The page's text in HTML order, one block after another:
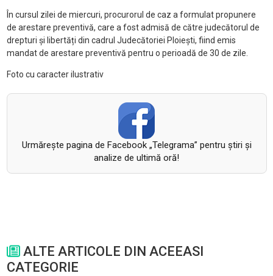
În cursul zilei de miercuri, procurorul de caz a formulat propunere
de arestare preventivă, care a fost admisă de către judecătorul de
drepturi și libertăți din cadrul Judecătoriei Ploiești, fiind emis
mandat de arestare preventivă pentru o perioadă de 30 de zile.
Foto cu caracter ilustrativ
Urmăreşte pagina de Facebook „Telegrama” pentru ştiri şi
analize de ultimă oră!
ALTE ARTICOLE DIN ACEEASI
CATEGORIE